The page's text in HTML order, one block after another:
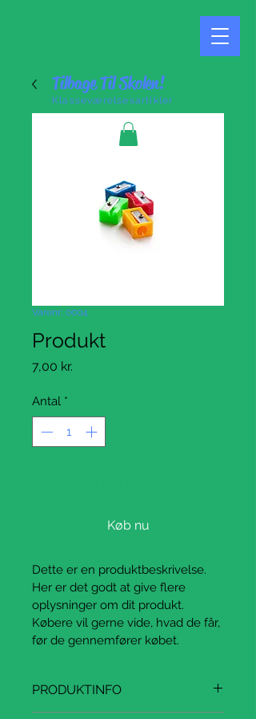
Tilbage Til Skolen!
Klasseværelsesartikler
Varenr.: 0004
Produkt
7,00 kr.
Antal *
Køb nu
Dette er en produktbeskrivelse.
Her er det godt at give flere
oplysninger om dit produkt.
Købere vil gerne vide, hvad de får,
før de gennemfører købet.
PRODUKTINFO